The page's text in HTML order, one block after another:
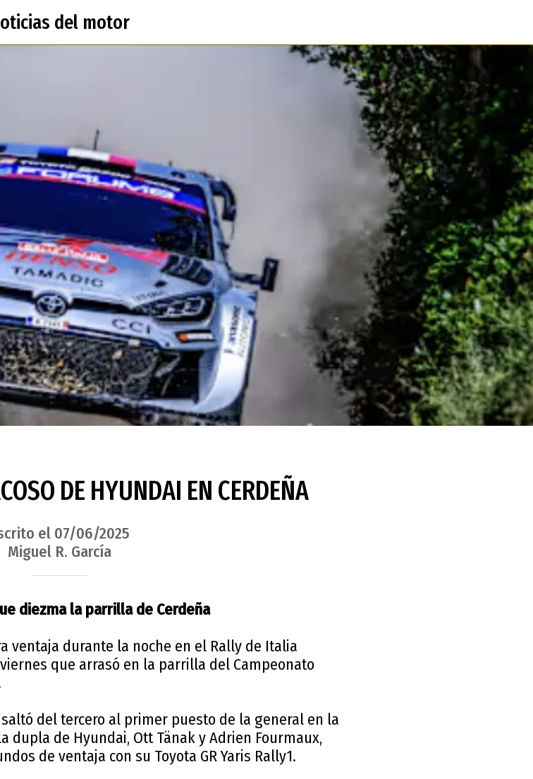
del motor
DE HYUNDAI EN CERDEÑA
el 07/06/2025
Miguel R. García
diezma la parrilla de Cerdeña
ventaja durante la noche en el Rally de Italia
que arrasó en la parrilla del Campeonato
del tercero al primer puesto de la general en la
dupla de Hyundai, Ott Tänak y Adrien Fourmaux,
de ventaja con su Toyota GR Yaris Rally1.